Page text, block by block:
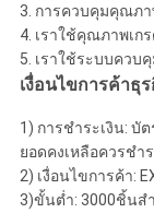
3. การควบคุมคุณภา
4. เราใช้คุณภาพเก
5. เราใช้ระบบคว
เงื่อนไขการค้าธุ
1) การชำระเงิน: บั
ยอดคงเหลือควรชำ
2) เงื่อนไขการค้า:
3)ขั้นต่ำ: 3000ชิ้นส